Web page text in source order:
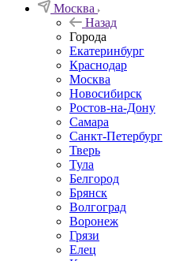
Москва
Назад
Города
Екатеринбург
Краснодар
Москва
Новосибирск
Ростов-на-Дону
Самара
Санкт-Петербург
Тверь
Тула
Белгород
Брянск
Волгоград
Воронеж
Грязи
Елец